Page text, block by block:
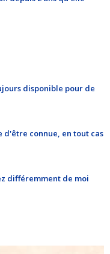
disponible pour de
d'être connue, en tout cas
différemment de moi